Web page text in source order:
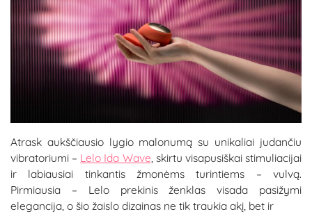
Atrask aukščiausio lygio malonumą su unikaliai judančiu
vibratoriumi – Lelo Ida Wave, skirtu visapusiškai stimuliacijai
ir labiausiai tinkantis žmonėms turintiems – vulvą.
Pirmiausia – Lelo prekinis ženklas visada pasižymi
elegancija, o šio žaislo dizainas ne tik traukia akį, bet ir